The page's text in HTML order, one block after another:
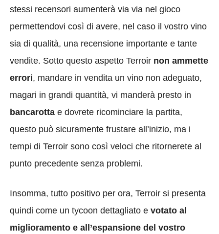
stessi recensori aumenterà via via nel gioco
permettendovi così di avere, nel caso il vostro vino
sia di qualità, una recensione importante e tante
vendite. Sotto questo aspetto Terroir non ammette
errori, mandare in vendita un vino non adeguato,
magari in grandi quantità, vi manderà presto in
bancarotta e dovrete ricominciare la partita,
questo può sicuramente frustare all’inizio, ma i
tempi di Terroir sono così veloci che ritornerete al
punto precedente senza problemi.
Insomma, tutto positivo per ora, Terroir si presenta
quindi come un tycoon dettagliato e votato al
miglioramento e all’espansione del vostro